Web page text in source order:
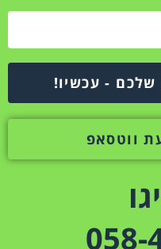
שלכם - עכשיו!
ווטסאפ
058-